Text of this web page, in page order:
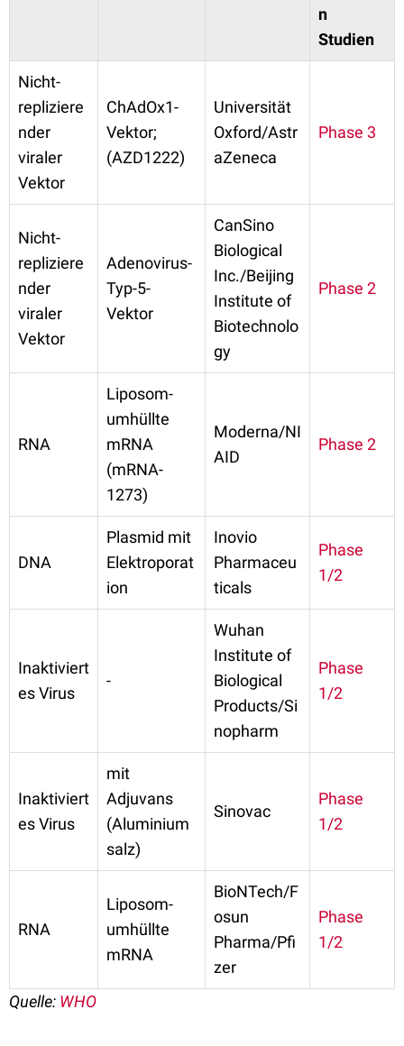
n
Studien
Nicht-
repliziere
nder
viraler
Vektor
ChAdOx1-
Vektor;
(AZD1222)
Universität
Oxford/Astr
aZeneca
Phase 3
Nicht-
repliziere
nder
viraler
Vektor
Adenovirus-
Typ-5-
Vektor
CanSino
Biological
Inc./Beijing
Institute of
Biotechnolo
gy
Phase 2
RNA
Liposom-
umhüllte
mRNA
(mRNA-
1273)
Moderna/NI
AID
Phase 2
DNA
Plasmid mit
Elektroporat
ion
Inovio
Pharmaceu
ticals
Phase
1/2
Inaktiviert
es Virus
-
Wuhan
Institute of
Biological
Products/Si
nopharm
Phase
1/2
Inaktiviert
es Virus
mit
Adjuvans
(Aluminium
salz)
Sinovac
Phase
1/2
RNA
Liposom-
umhüllte
mRNA
BioNTech/F
osun
Pharma/Pfi
zer
Phase
1/2
Quelle: WHO